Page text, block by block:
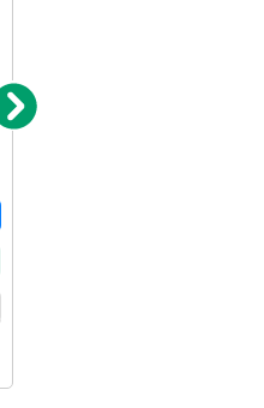
東西線/浦安駅 徒歩19分